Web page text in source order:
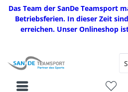
Das Team der SanDe Teamsport
Betriebsferien. In dieser Zeit
erreichen. Unser Onlineshop